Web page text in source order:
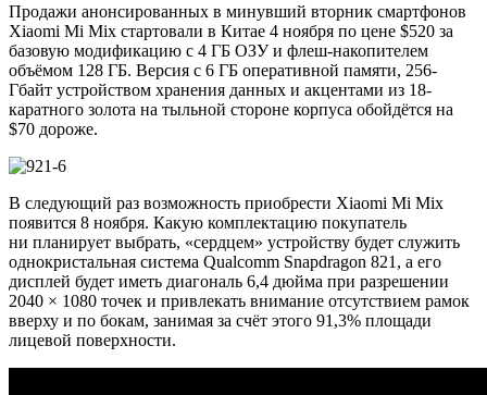
Продажи анонсированных в минувший вторник смартфонов
Xiaomi Mi Mix стартовали в Китае 4 ноября по цене $520 за
базовую модификацию с 4 ГБ ОЗУ и флеш-накопителем
объёмом 128 ГБ. Версия с 6 ГБ оперативной памяти, 256-
Гбайт устройством хранения данных и акцентами из 18-
каратного золота на тыльной стороне корпуса обойдётся на
$70 дороже.
В следующий раз возможность приобрести Xiaomi Mi Mix
появится 8 ноября. Какую комплектацию покупатель
ни планирует выбрать, «сердцем» устройству будет служить
однокристальная система Qualcomm Snapdragon 821, а его
дисплей будет иметь диагональ 6,4 дюйма при разрешении
2040 × 1080 точек и привлекать внимание отсутствием рамок
вверху и по бокам, занимая за счёт этого 91,3% площади
лицевой поверхности.